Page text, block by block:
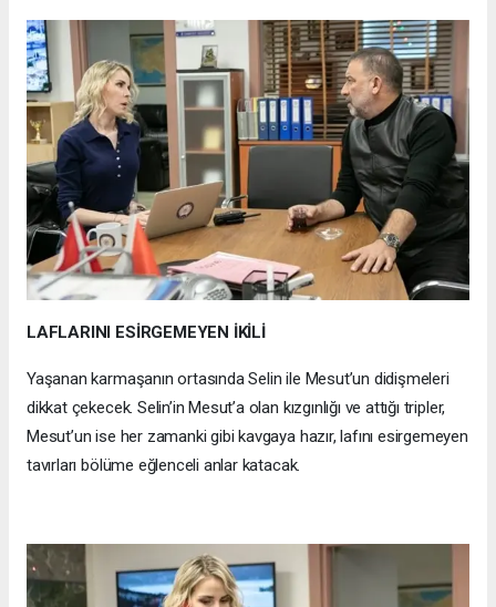
LAFLARINI ESİRGEMEYEN İKİLİ
Yaşanan karmaşanın ortasında Selin ile Mesut’un didişmeleri
dikkat çekecek. Selin’in Mesut’a olan kızgınlığı ve attığı tripler,
Mesut’un ise her zamanki gibi kavgaya hazır, lafını esirgemeyen
tavırları bölüme eğlenceli anlar katacak.